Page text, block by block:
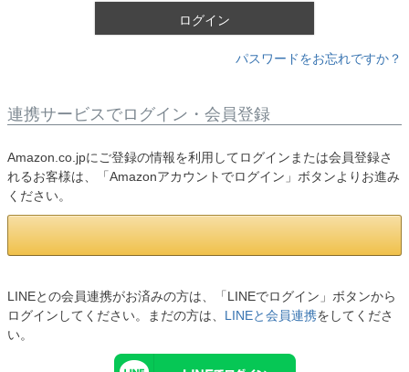
ログイン
パスワードをお忘れですか？
連携サービスでログイン・会員登録
Amazon.co.jpにご登録の情報を利用してログインまたは会員登録さ
れるお客様は、「Amazonアカウントでログイン」ボタンよりお進み
ください。
LINEとの会員連携がお済みの方は、「LINEでログイン」ボタンから
ログインしてください。まだの方は、 LINEと会員連携をしてくださ
い。